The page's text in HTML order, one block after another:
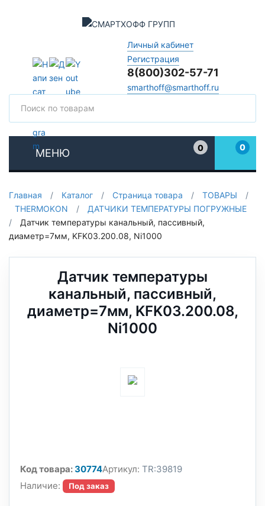
Личный кабинет
Регистрация
8(800)302-57-71
smarthoff@smarthoff.ru
МЕНЮ
0
0
Главная / Каталог / Страница товара / ТОВАРЫ
/
THERMOKON
/
ДАТЧИКИ ТЕМПЕРАТУРЫ ПОГРУЖНЫЕ
/
Датчик температуры канальный, пассивный,
диаметр=7мм, KFK03.200.08, Ni1000
Датчик температуры
канальный, пассивный,
диаметр=7мм, KFK03.200.08,
Ni1000
Код товара:30774Артикул: TR:39819
Наличие:
Под заказ